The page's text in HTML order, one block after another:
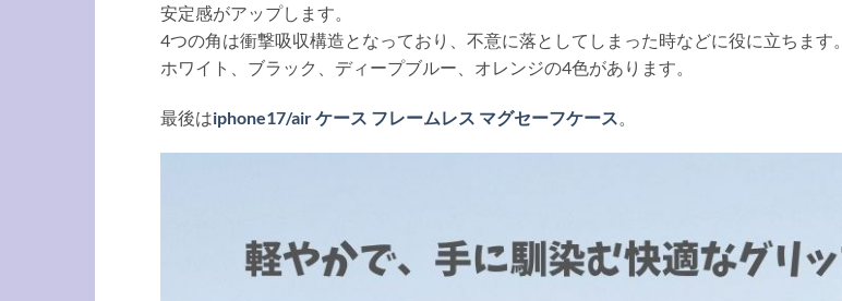
安定感がアップします。
4つの角は衝撃吸収構造となっており、不意に落としてしまった時などに役に立ちます。
ホワイト、ブラック、ディープブルー、オレンジの4色があります。
最後はiphone17/air ケース フレームレス マグセーフケース